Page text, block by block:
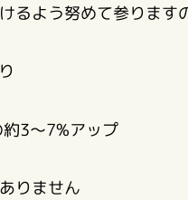
るよう努めて参ります
3～7%アップ
りません